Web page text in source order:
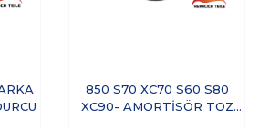
850 S70 XC70 S60 S80
XC90- AMORTİSÖR TOZ